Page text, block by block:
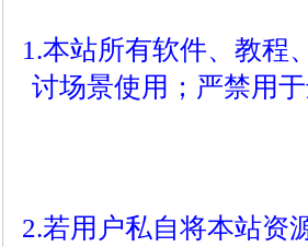
1.本站所有软件、教程
讨场景使用；严禁用
2.若用户私自将本站资